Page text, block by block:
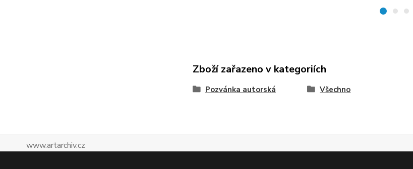
Zboží zařazeno v kategoriích
Pozvánka autorská Všechno
www.artarchiv.cz